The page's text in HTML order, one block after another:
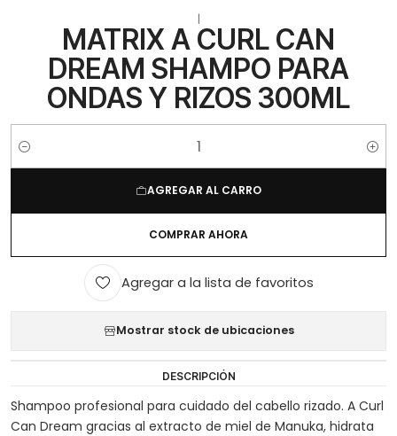
MATRIX A CURL CAN
DREAM SHAMPO PARA
ONDAS Y RIZOS 300ML
Cantidad
AGREGAR AL CARRO
COMPRAR AHORA
Agregar a la lista de favoritos
Mostrar stock de ubicaciones
DESCRIPCIÓN
Shampoo profesional para cuidado del cabello rizado. A Curl
Can Dream gracias al extracto de miel de Manuka, hidrata